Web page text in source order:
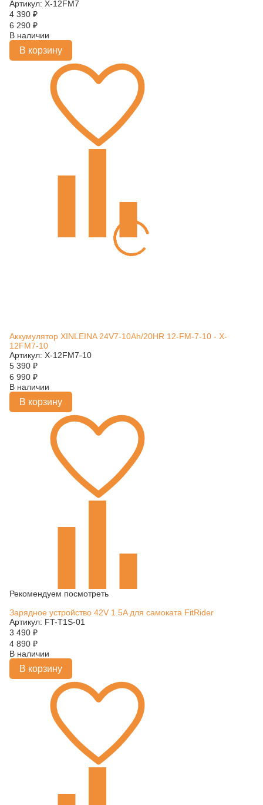
Артикул: X-12FM7
4 390 ₽
6 290 ₽
В наличии
В корзину
Аккумулятор XINLEINA 24V7-10Ah/20HR 12-FM-7-10 - X-
12FM7-10
Артикул: X-12FM7-10
5 390 ₽
6 990 ₽
В наличии
В корзину
Рекомендуем посмотреть
Зарядное устройство 42V 1.5A для самоката FitRider
Артикул: FT-T1S-01
3 490 ₽
4 890 ₽
В наличии
В корзину